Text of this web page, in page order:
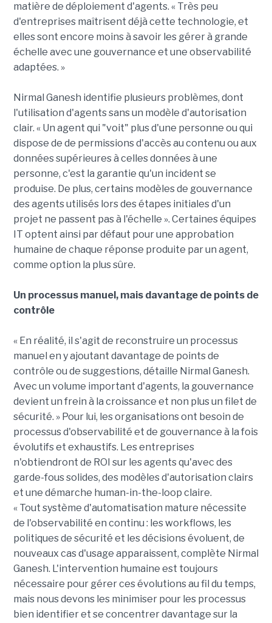
matière de déploiement d'agents. « Très peu
d'entreprises maîtrisent déjà cette technologie, et
elles sont encore moins à savoir les gérer à grande
échelle avec une gouvernance et une observabilité
adaptées. »
Nirmal Ganesh identifie plusieurs problèmes, dont
l'utilisation d'agents sans un modèle d'autorisation
clair. « Un agent qui "voit" plus d'une personne ou qui
dispose de de permissions d'accès au contenu ou aux
données supérieures à celles données à une
personne, c'est la garantie qu'un incident se
produise. De plus, certains modèles de gouvernance
des agents utilisés lors des étapes initiales d'un
projet ne passent pas à l'échelle ». Certaines équipes
IT optent ainsi par défaut pour une approbation
humaine de chaque réponse produite par un agent,
comme option la plus sûre.
Un processus manuel, mais davantage de points de
contrôle
« En réalité, il s'agit de reconstruire un processus
manuel en y ajoutant davantage de points de
contrôle ou de suggestions, détaille Nirmal Ganesh.
Avec un volume important d'agents, la gouvernance
devient un frein à la croissance et non plus un filet de
sécurité. » Pour lui, les organisations ont besoin de
processus d'observabilité et de gouvernance à la fois
évolutifs et exhaustifs. Les entreprises
n'obtiendront de ROI sur les agents qu'avec des
garde-fous solides, des modèles d'autorisation clairs
et une démarche human-in-the-loop claire.
« Tout système d'automatisation mature nécessite
de l'observabilité en continu : les workflows, les
politiques de sécurité et les décisions évoluent, de
nouveaux cas d'usage apparaissent, complète Nirmal
Ganesh. L'intervention humaine est toujours
nécessaire pour gérer ces évolutions au fil du temps,
mais nous devons les minimiser pour les processus
bien identifier et se concentrer davantage sur la